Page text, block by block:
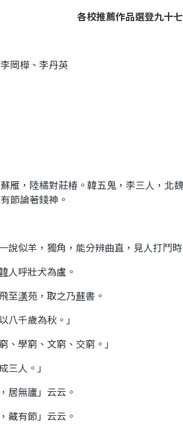
各校推薦作品選登九十
岡樺、李丹英
雁，陸橘對莊椿。韓五鬼，李三人，
節論著錢神。
說似羊，獨角，能分辨曲直，見人打鬥
人呼壯犬為盧。
至漢苑，取之乃蘇書。
八千歲為秋。」
、學窮、文窮、交窮。」
三人。」
居無廬」云云。
藏有節」云云。